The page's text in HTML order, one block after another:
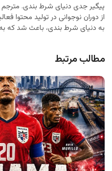
پیگیر جدی دنیای شرط بندی.
از دوران نوجوانی در تولید محتوا
به دنیای شرط بندی، باعث شد که
مطالب مرتبط